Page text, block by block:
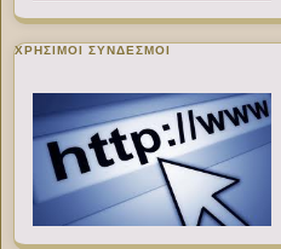
ΧΡΉΣΙΜΟΙ ΣΎΝΔΕΣΜΟΙ